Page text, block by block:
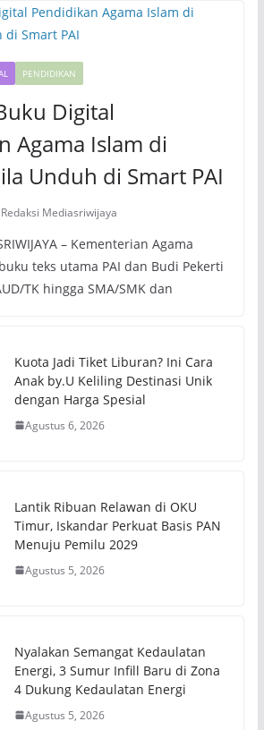
PENDIDIKAN
Digital
Agama Islam di
Unduh di Smart PAI
Redaksi Mediasriwijaya
– Kementerian Agama
teks utama PAI dan Budi Pekerti
TK hingga SMA/SMK dan
Kuota Jadi Tiket Liburan? Ini Cara
Anak by.U Keliling Destinasi Unik
dengan Harga Spesial
Agustus 6, 2026
Lantik Ribuan Relawan di OKU
Timur, Iskandar Perkuat Basis PAN
Menuju Pemilu 2029
Agustus 5, 2026
Nyalakan Semangat Kedaulatan
Energi, 3 Sumur Infill Baru di Zona
4 Dukung Kedaulatan Energi
Agustus 5, 2026